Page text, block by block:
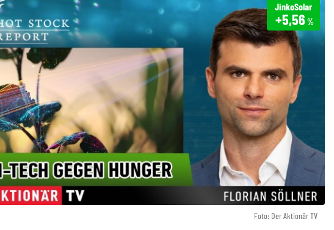
Foto: Der Aktionär TV
JinkoSolar
+5,56 %